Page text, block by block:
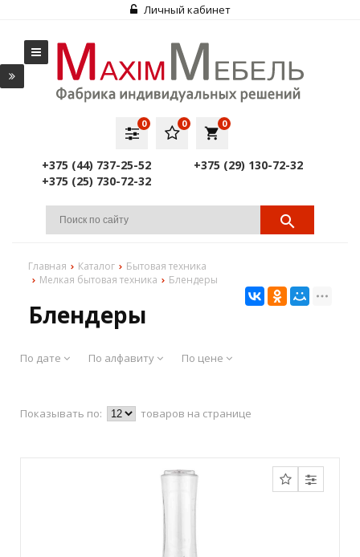
Личный кабинет
local_grocery_store
0
0
0
+375 (44) 737-25-52
+375 (29) 130-72-32
+375 (25) 730-72-32
Главная Каталог
Бытовая техника
Мелкая бытовая техника
Блендеры
Блендеры
По дате По алфавиту По цене
Показывать по: товаров на странице